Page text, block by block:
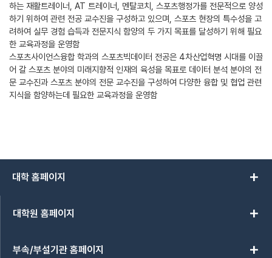
하는 재활트레이너, AT 트레이너, 멘탈코치, 스포츠행정가를 전문적으로 양성
하기 위하여 관련 전공 교수진을 구성하고 있으며, 스포츠 현장의 특수성을 고
려하여 실무 경험 습득과 전문지식 함양의 두 가지 목표를 달성하기 위해 필요
한 교육과정을 운영함
스포츠사이언스융합 학과의 스포츠빅데이터 전공은 4차산업혁명 시대를 이끌
어 갈 스포츠 분야의 미래지향적 인재의 육성을 목표로 데이터 분석 분야의 전
문 교수진과 스포츠 분야의 전문 교수진을 구성하여 다양한 융합 및 협업 관련
지식을 함양하는데 필요한 교육과정을 운영함
대학 홈페이지 add
대학원 홈페이지 add
부속/부설기관 홈페이지 add